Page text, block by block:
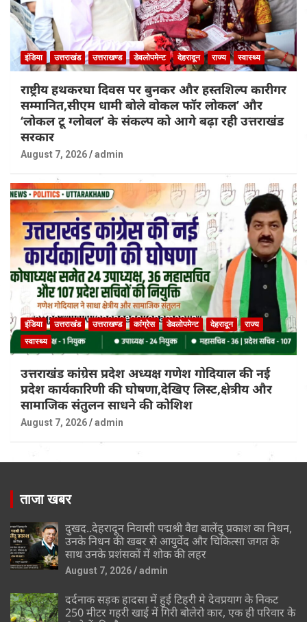
इंडिया उत्तराखंड उत्तराखण्ड डेवलोपमेन्ट देहरादून राज्य स्वास्थ्य
राष्ट्रीय हथकरघा दिवस पर बुनकर और हस्तशिल्प कारीगर
सम्मानित,सीएम धामी बोले वोकल फॉर लोकल’ और
‘लोकल टू ग्लोबल’ के संकल्प को आगे बढ़ा रही उत्तराखंड
सरकार
August 7, 2026 admin
इंडिया उत्तराखंड उत्तराखण्ड कांग्रेस डेवलोपमेन्ट देहरादून
राज्य
स्वास्थ्य
उत्तराखंड कांग्रेस प्रदेश अध्यक्ष गणेश गोदियाल की नई
प्रदेश कार्यकारिणी की घोषणा,देखिए लिस्ट,क्षेत्रीय और
सामाजिक संतुलन साधने की कोशिश
August 7, 2026 admin
ताजा खबर
दुखद..देहरादून निवासी पद्मश्री वैद्य बालेंदु प्रकाश का निधन,
उनके निधन की खबर से आयुर्वेद और चिकित्सा जगत के
साथ उनके प्रशंसकों में शोक की लहर
August 7, 2026 admin
दर्दनाक सड़क हादसा में हुई टिहरी मे देवप्रयाग के निकट
250 मीटर गहरी खाई में गिरी बोलेरो कार, एक ही परिवार के